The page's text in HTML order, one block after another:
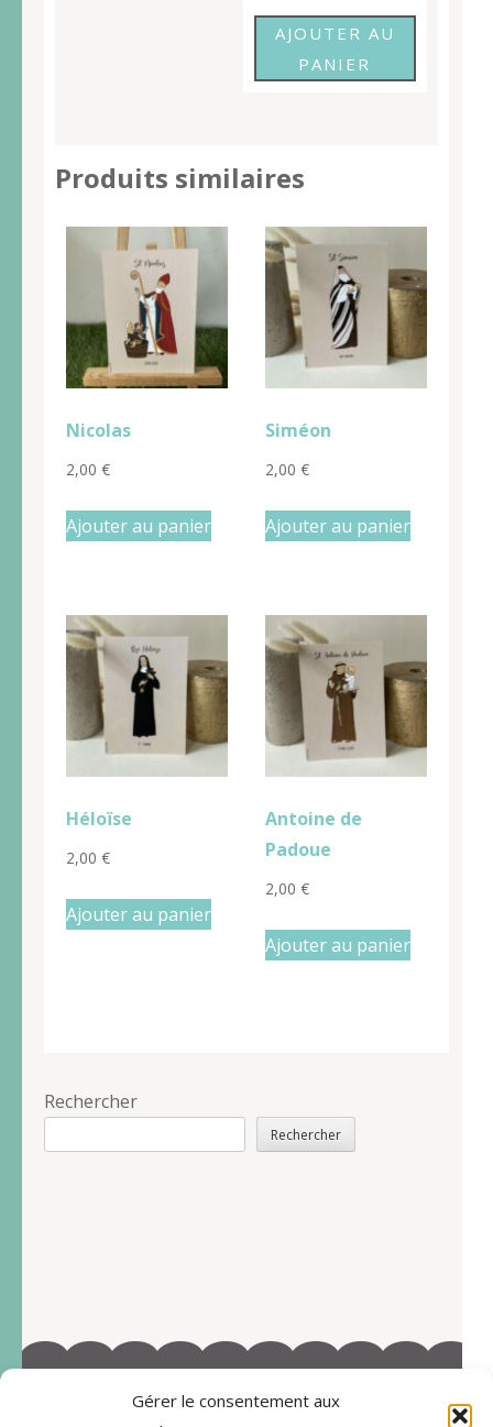
Gérer le consentement aux
AJOUTER AU
PANIER
Produits similaires
Nicolas
2,00 €
Ajouter au panier
Siméon
2,00 €
Ajouter au panier
Héloïse
2,00 €
Ajouter au panier
Antoine de
Padoue
2,00 €
Ajouter au panier
Rechercher
Rechercher
©2022-Tous droits réservés à Marie-Blandine Sallé